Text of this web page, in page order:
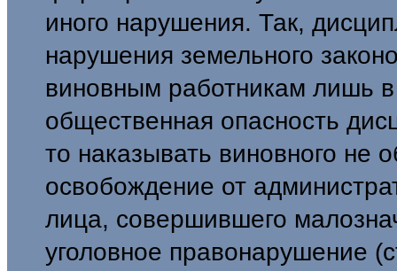
иного на­рушения. Так,
нарушения земель­ного
виновным работникам лишь
общественная опасность
то наказывать виновного не
освобождение от
лица, совершившего
уголовное правонарушение